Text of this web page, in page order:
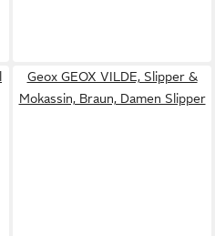
Geox GEOX VILDE, Slipper &
Mokassin, Braun, Damen Slipper